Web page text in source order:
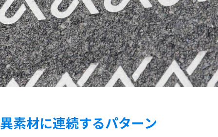
異素材に連続するパターン